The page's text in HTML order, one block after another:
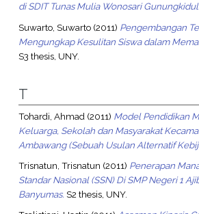
di SDIT Tunas Mulia Wonosari Gunungkidul.
Suwarto, Suwarto(2011) Pengembangan
Mengungkap Kesulitan Siswa dalam
S3 thesis, UNY.
T
Tohardi, Ahmad (2011) Model Pendidikan
Keluarga, Sekolah dan Masyarakat
Ambawang (Sebuah Usulan Alternatif
Trisnatun, Trisnatun (2011) Penerapan
Standar Nasional (SSN) Di SMP Negeri 1
Banyumas. S2 thesis, UNY.